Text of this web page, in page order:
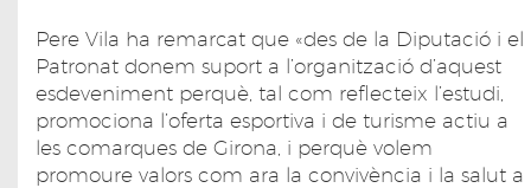
Pere Vila ha remarcat que «des de la Diputació i el
Patronat donem suport a l’organització d’aquest
esdeveniment perquè, tal com reflecteix l’estudi,
promociona l’oferta esportiva i de turisme actiu a
les comarques de Girona, i perquè volem
promoure valors com ara la convivència i la salut a